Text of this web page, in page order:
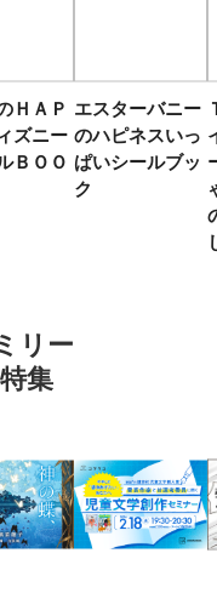
ＨＡＰ
ズニー
ＢＯＯ
エスターバニー
のハピネスいっ
ぱいシールブッ
ク
リー
集